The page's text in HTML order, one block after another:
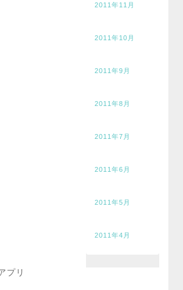
2011年11月
2011年10月
2011年9月
2011年8月
2011年7月
2011年6月
2011年5月
2011年4月
プリ